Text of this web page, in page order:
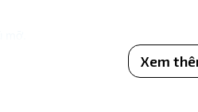
Xem